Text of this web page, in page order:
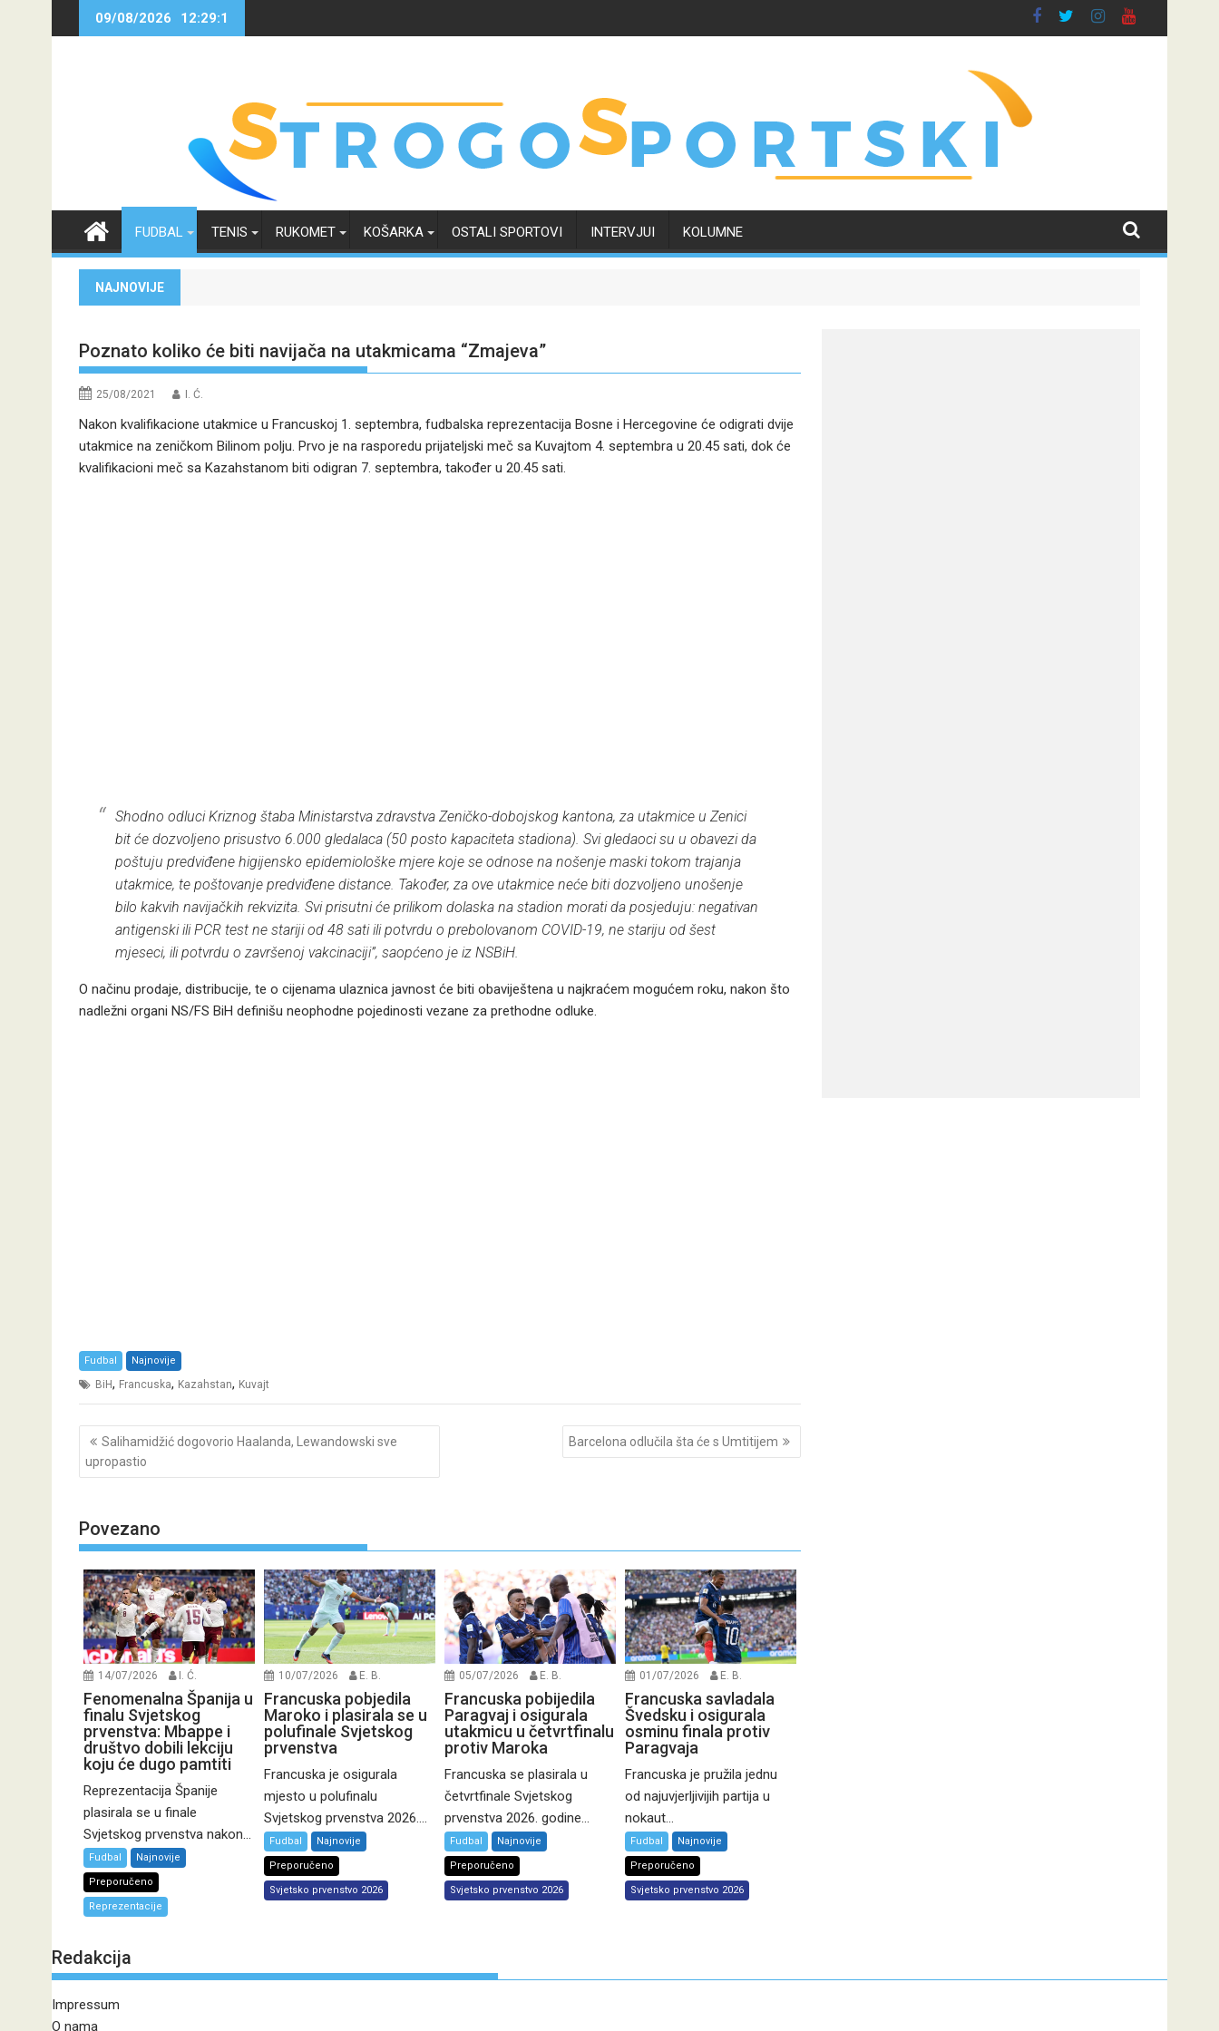
09/08/2026 12:29:2
FUDBAL TENIS RUKOMET KOŠARKA OSTALI SPORTOVI INTERVJUI KOLUMNE
NAJNOVIJE
Poznato koliko će biti navijača na utakmicama “Zmajeva”
25/08/2021 I. Ć.
Nakon kvalifikacione utakmice u Francuskoj 1. septembra, fudbalska reprezentacija Bosne i Hercegovine će odigrati dvije
utakmice na zeničkom Bilinom polju. Prvo je na rasporedu prijateljski meč sa Kuvajtom 4. septembra u 20.45 sati, dok će
kvalifikacioni meč sa Kazahstanom biti odigran 7. septembra, također u 20.45 sati.
Shodno odluci Kriznog štaba Ministarstva zdravstva Zeničko-dobojskog kantona, za utakmice u Zenici
bit će dozvoljeno prisustvo 6.000 gledalaca (50 posto kapaciteta stadiona). Svi gledaoci su u obavezi da
poštuju predviđene higijensko epidemiološke mjere koje se odnose na nošenje maski tokom trajanja
utakmice, te poštovanje predviđene distance. Također, za ove utakmice neće biti dozvoljeno unošenje
bilo kakvih navijačkih rekvizita. Svi prisutni će prilikom dolaska na stadion morati da posjeduju: negativan
antigenski ili PCR test ne stariji od 48 sati ili potvrdu o prebolovanom COVID-19, ne stariju od šest
mjeseci, ili potvrdu o završenoj vakcinaciji”, saopćeno je iz NSBiH.
O načinu prodaje, distribucije, te o cijenama ulaznica javnost će biti obaviještena u najkraćem mogućem roku, nakon što
nadležni organi NS/FS BiH definišu neophodne pojedinosti vezane za prethodne odluke.
Fudbal Najnovije
BiH, Francuska, Kazahstan, Kuvajt
Post
navigation
Salihamidžić dogovorio Haalanda, Lewandowski sve
upropastio
Barcelona odlučila šta će s Umtitijem
Povezano
14/07/2026 I. Ć.
Fenomenalna Španija u
finalu Svjetskog
prvenstva: Mbappe i
društvo dobili lekciju
koju će dugo pamtiti
Reprezentacija Španije
plasirala se u finale
Svjetskog prvenstva nakon...
Fudbal Najnovije
Preporučeno
Reprezentacije
10/07/2026 E. B.
Francuska pobjedila
Maroko i plasirala se u
polufinale Svjetskog
prvenstva
Francuska je osigurala
mjesto u polufinalu
Svjetskog prvenstva 2026....
Fudbal Najnovije
Preporučeno
Svjetsko prvenstvo 2026
05/07/2026 E. B.
Francuska pobijedila
Paragvaj i osigurala
utakmicu u četvrtfinalu
protiv Maroka
Francuska se plasirala u
četvrtfinale Svjetskog
prvenstva 2026. godine...
Fudbal Najnovije
Preporučeno
Svjetsko prvenstvo 2026
01/07/2026 E. B.
Francuska savladala
Švedsku i osigurala
osminu finala protiv
Paragvaja
Francuska je pružila jednu
od najuvjerljivijih partija u
nokaut...
Fudbal Najnovije
Preporučeno
Svjetsko prvenstvo 2026
Redakcija
Impressum
O nama